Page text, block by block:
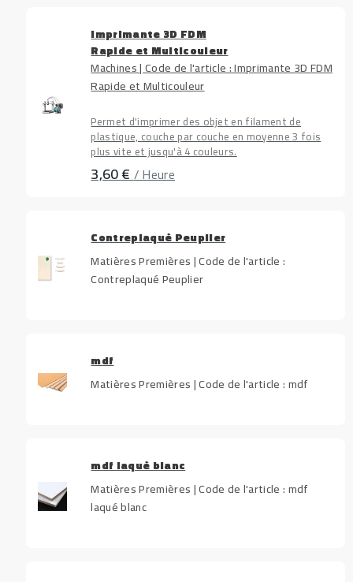
Imprimante 3D FDM
Rapide et Multicouleur
Machines | Code de l'article : Imprimante 3D FDM
Rapide et Multicouleur
Permet d'imprimer des objet en filament de
plastique, couche par couche en moyenne 3 fois
plus vite et jusqu'à 4 couleurs.
3,60 €/ Heure
Contreplaqué Peuplier
Matières Premières | Code de l'article :
Contreplaqué Peuplier
mdf
Matières Premières | Code de l'article : mdf
mdf laqué blanc
Matières Premières | Code de l'article : mdf
laqué blanc